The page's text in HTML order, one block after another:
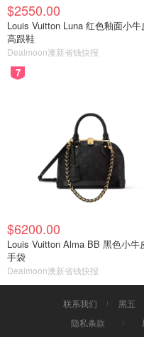
$2550.00
Louis Vuitton Luna 红色釉面小牛
高跟鞋
Dealmoon澳新省钱快报
7
$6200.00
Louis Vuitton Alma BB 黑色小牛
手袋
Dealmoon澳新省钱快报
联系我们 黑五
隐私条款